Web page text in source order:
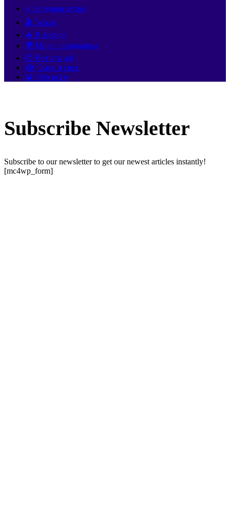
⭐ Звёздная кухня
🎬 Экран
🔥 В тренде
🌍 Мир с чемоданом
🤯 Вот это да!
😂 Смех и грех
🧩 Обо всём
Subscribe Newsletter
Subscribe to our newsletter to get our newest articles instantly!
[mc4wp_form]